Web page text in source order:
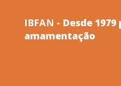
–
IBFAN - Desde
amamentação